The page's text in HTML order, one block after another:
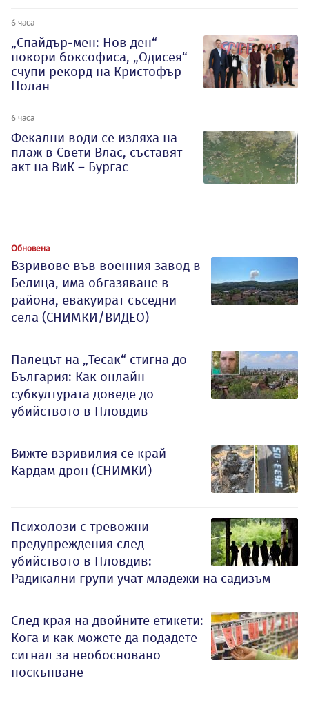
6 часа
„Спайдър-мен: Нов ден“
покори боксофиса, „Одисея“
счупи рекорд на Кристофър
Нолан
6 часа
Фекални води се изляха на
плаж в Свети Влас, съставят
акт на ВиК – Бургас
Обновена
Взривове във военния завод в
Белица, има обгазяване в
района, евакуират съседни
села (СНИМКИ/ВИДЕО)
Палецът на „Тесак“ стигна до
България: Как онлайн
субкултурата доведе до
убийството в Пловдив
Вижте взривилия се край
Кардам дрон (СНИМКИ)
Психолози с тревожни
предупреждения след
убийството в Пловдив:
Радикални групи учат младежи на садизъм
След края на двойните етикети:
Кога и как можете да подадете
сигнал за необосновано
поскъпване